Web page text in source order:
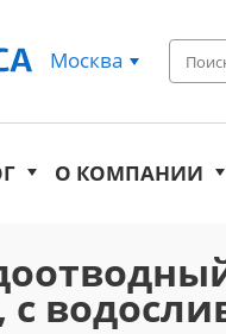
Москва
О КОМПАНИИ